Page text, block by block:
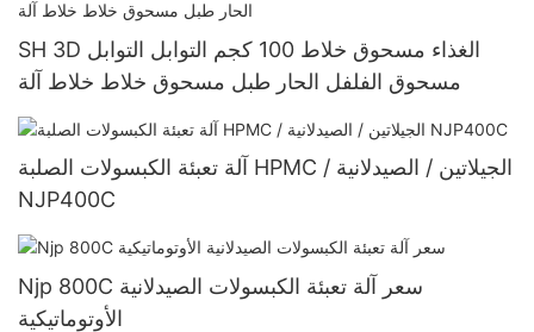
SH 3D الغذاء مسحوق خلاط 100 كجم التوابل التوابل
مسحوق الفلفل الحار طبل مسحوق خلاط خلاط آلة
آلة تعبئة الكبسولات الصلبة HPMC / الجيلاتين / الصيدلانية
NJP400C
Njp 800C سعر آلة تعبئة الكبسولات الصيدلانية
الأوتوماتيكية